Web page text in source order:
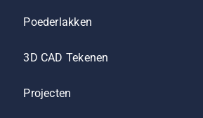
Poederlakken
3D CAD Tekenen
Projecten